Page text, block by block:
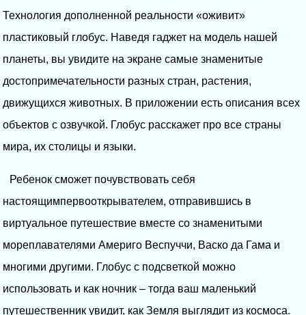
Технология дополненной реальности «оживит»
пластиковый глобус. Наведя гаджет на модель нашей
планеты, вы увидите на экране самые знаменитые
достопримечательности разных стран, растения,
движущихся животных. В приложении есть описания всех
объектов с озвучкой. Глобус расскажет про все страны
мира, их столицы и языки.
Ребенок сможет почувствовать себя
настоящимпервооткрывателем, отправившись в
виртуальное путешествие вместе со знаменитыми
мореплавателями Америго Веспуччи, Васко да Гама и
многими другими. Глобус с подсветкой можно
использовать и как ночник – тогда ваш маленький
путешественник увидит, как Земля выглядит из космоса.